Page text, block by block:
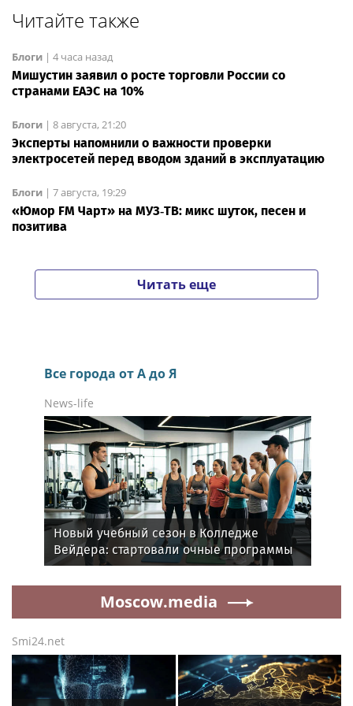
Читайте также
Блоги | 4 часа назад
Мишустин заявил о росте торговли России со
странами ЕАЭС на 10%
Блоги | 8 августа, 21:20
Эксперты напомнили о важности проверки
электросетей перед вводом зданий в эксплуатацию
Блоги | 7 августа, 19:29
«Юмор FM Чарт» на МУЗ‑ТВ: микс шуток, песен и
позитива
Читать еще
Все города от А до Я
News-life
Новый учебный сезон в Колледже
Вейдера: стартовали очные программы
подготовки фитнес-тренеров и
специалистов индустрии здоровья
Moscow.media
Smi24.net